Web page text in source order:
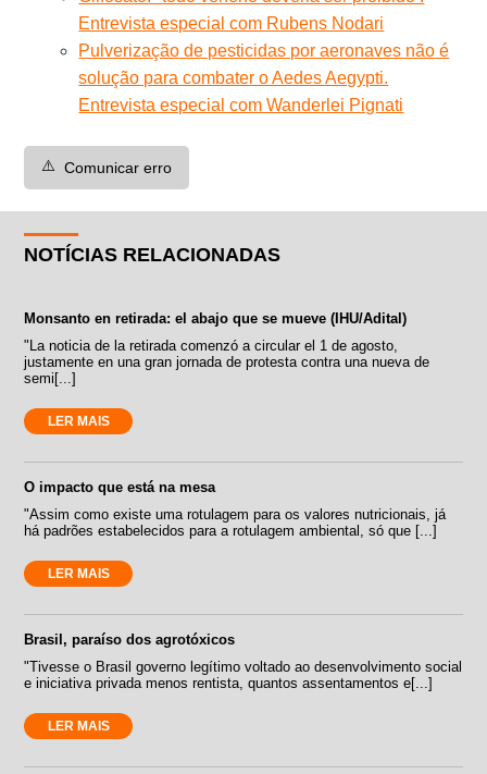
Entrevista especial com Rubens Nodari
Pulverização de pesticidas por aeronaves não é
solução para combater o Aedes Aegypti.
Entrevista especial com Wanderlei Pignati
⚠️ Comunicar erro
NOTÍCIAS RELACIONADAS
Monsanto en retirada: el abajo que se mueve (IHU/Adital)
"La noticia de la retirada comenzó a circular el 1 de agosto,
justamente en una gran jornada de protesta contra una nueva de
semi[...]
LER MAIS
O impacto que está na mesa
"Assim como existe uma rotulagem para os valores nutricionais, já
há padrões estabelecidos para a rotulagem ambiental, só que [...]
LER MAIS
Brasil, paraíso dos agrotóxicos
"Tivesse o Brasil governo legítimo voltado ao desenvolvimento social
e iniciativa privada menos rentista, quantos assentamentos e[...]
LER MAIS